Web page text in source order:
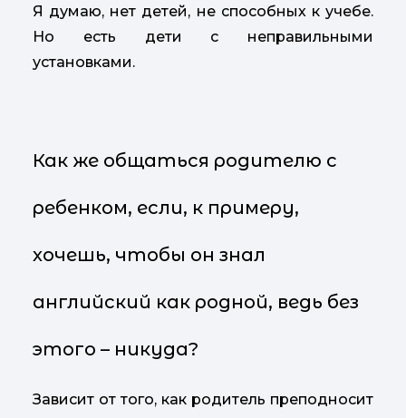
Я думаю, нет детей, не способных к учебе.
Но есть дети с неправильными
установками.
Как же общаться родителю с
ребенком, если, к примеру,
хочешь, чтобы он знал
английский как родной, ведь без
этого – никуда?
Зависит от того, как родитель преподносит